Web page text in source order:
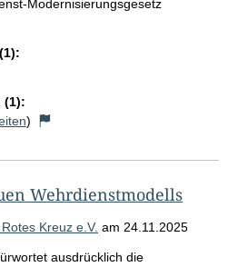
Modernisierungsgesetz
(1):
)
Wehrdienstmodells
Kreuz e.V. am 24.11.2025
ausdrücklich die